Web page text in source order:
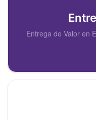
Entrega de Valor en